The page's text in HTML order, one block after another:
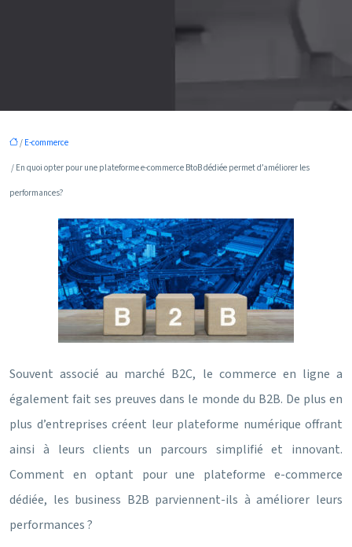
/ E-commerce
/ En quoi opter pour une plateforme e-commerce BtoB dédiée permet d’améliorer les
performances?
Souvent associé au marché B2C, le commerce en ligne a
également fait ses preuves dans le monde du B2B. De plus en
plus d’entreprises créent leur plateforme numérique offrant
ainsi à leurs clients un parcours simplifié et innovant.
Comment en optant pour une plateforme e-commerce
dédiée, les business B2B parviennent-ils à améliorer leurs
performances ?